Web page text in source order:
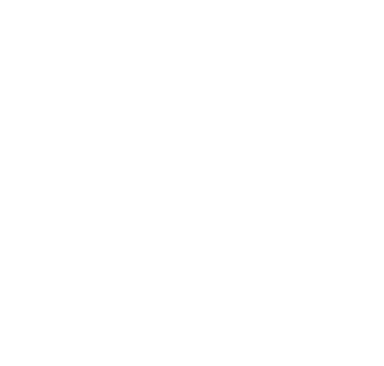
Genoa